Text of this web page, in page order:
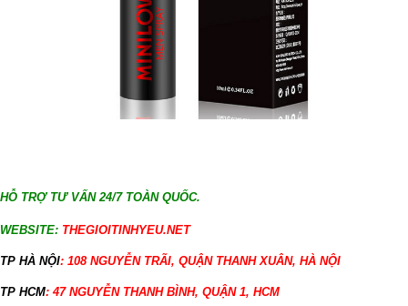
HỖ TRỢ TƯ VẤN 24/7 TOÀN QUỐC.
WEBSITE: THEGIOITINHYEU.NET
TP HÀ NỘI: 108 NGUYỄN TRÃI, QUẬN THANH XUÂN, HÀ NỘI
TP HCM: 47 NGUYỄN THANH BÌNH, QUẬN 1, HCM